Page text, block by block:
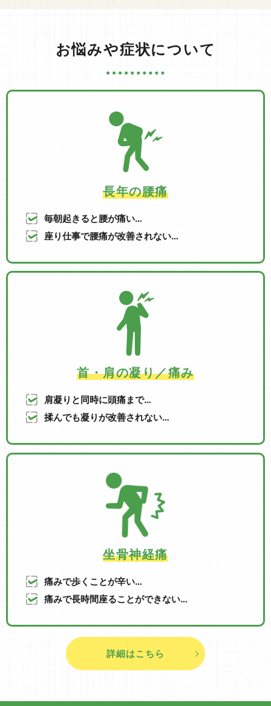
お悩みや症状について
長年の腰痛
毎朝起きると腰が痛い…
座り仕事で腰痛が改善されない…
首・肩の凝り／痛み
肩凝りと同時に頭痛まで…
揉んでも凝りが改善されない…
坐骨神経痛
痛みで歩くことが辛い…
痛みで長時間座ることができない…
詳細はこちら